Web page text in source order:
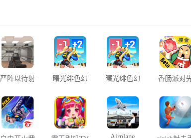
严阵以待射
曙光绯色幻
曙光绯色幻
(Run!
Goddess)
香肠派对